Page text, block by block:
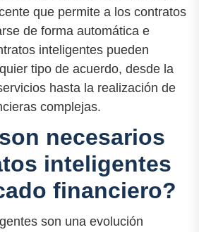
que permite a los contratos
de forma automática e
inteligentes pueden
tipo de acuerdo, desde la
hasta la realización de
complejas.
necesarios
inteligentes
financiero?
son una evolución